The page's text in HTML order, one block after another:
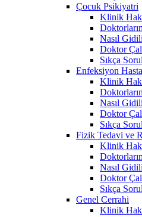
Çocuk Psikiyatri
Klinik
Nasıl
Doktor
Sıkça
Enfeksiyon
Klinik
Nasıl
Doktor
Sıkça
Fizik Tedavi ve
Klinik
Nasıl
Doktor
Sıkça
Genel Cerrahi
Klinik